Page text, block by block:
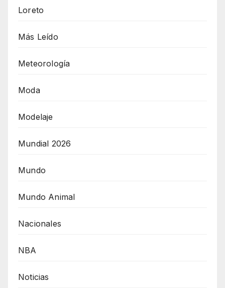
Loreto
Más Leído
Meteorología
Moda
Modelaje
Mundial 2026
Mundo
Mundo Animal
Nacionales
NBA
Noticias